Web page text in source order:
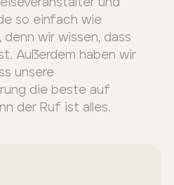
Mauern umgebene Viertel,
der majestätischen
darunter das Hawa
Stadtpalast.
so einfach wie
wir wissen, dass
Außerdem haben wir
unsere
die beste auf
der Ruf ist alles.